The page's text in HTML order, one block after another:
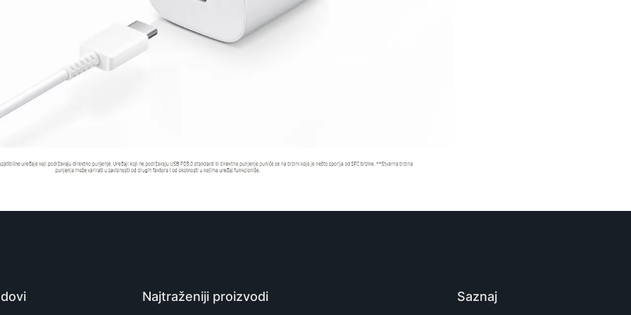
Najtraženiji proizvodi Saznaj